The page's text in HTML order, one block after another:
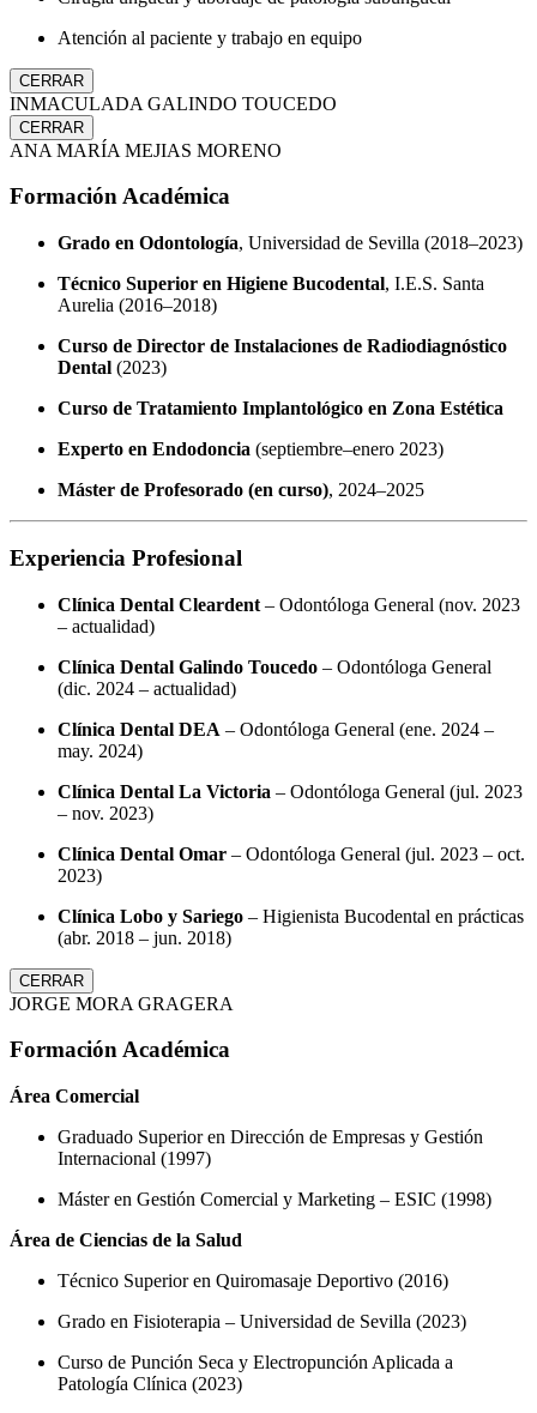
Atención al paciente y trabajo en equipo
CERRAR
INMACULADA GALINDO TOUCEDO
CERRAR
ANA MARÍA MEJIAS MORENO
Formación Académica
Grado en Odontología, Universidad de Sevilla (2018–2023)
Técnico Superior en Higiene Bucodental, I.E.S. Santa
Aurelia (2016–2018)
Curso de Director de Instalaciones de Radiodiagnóstico
Dental (2023)
Curso de Tratamiento Implantológico en Zona Estética
Experto en Endodoncia (septiembre–enero 2023)
Máster de Profesorado (en curso), 2024–2025
Experiencia Profesional
Clínica Dental Cleardent – Odontóloga General (nov. 2023
– actualidad)
Clínica Dental Galindo Toucedo – Odontóloga General
(dic. 2024 – actualidad)
Clínica Dental DEA – Odontóloga General (ene. 2024 –
may. 2024)
Clínica Dental La Victoria – Odontóloga General (jul. 2023
– nov. 2023)
Clínica Dental Omar – Odontóloga General (jul. 2023 – oct.
2023)
Clínica Lobo y Sariego – Higienista Bucodental en prácticas
(abr. 2018 – jun. 2018)
CERRAR
JORGE MORA GRAGERA
Formación Académica
Área Comercial
Graduado Superior en Dirección de Empresas y Gestión
Internacional (1997)
Máster en Gestión Comercial y Marketing – ESIC (1998)
Área de Ciencias de la Salud
Técnico Superior en Quiromasaje Deportivo (2016)
Grado en Fisioterapia – Universidad de Sevilla (2023)
Curso de Punción Seca y Electropunción Aplicada a
Patología Clínica (2023)